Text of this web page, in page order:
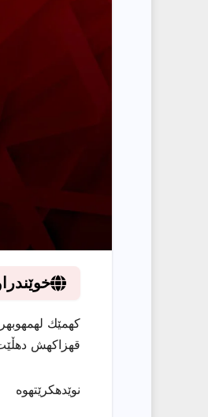
كهمێك
قهزاكهش
نوێدهكرێتهوه